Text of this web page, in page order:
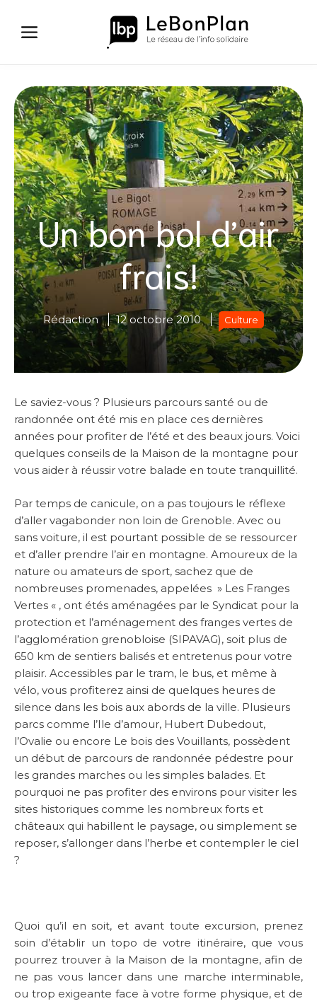
contenu
Un bon bol d’air
frais!
Rédaction 12 octobre 2010 Culture
Le saviez-vous ? Plusieurs parcours santé ou de
randonnée ont été mis en place ces dernières
années pour profiter de l’été et des beaux jours. Voici
quelques conseils de la Maison de la montagne pour
vous aider à réussir votre balade en toute tranquillité.
Par temps de canicule, on a pas toujours le réflexe
d’aller vagabonder non loin de Grenoble. Avec ou
sans voiture, il est pourtant possible de se ressourcer
et d’aller prendre l’air en montagne. Amoureux de la
nature ou amateurs de sport, sachez que de
nombreuses promenades, appelées » Les Franges
Vertes « , ont étés aménagées par le Syndicat pour la
protection et l’aménagement des franges vertes de
l’agglomération grenobloise (SIPAVAG), soit plus de
650 km de sentiers balisés et entretenus pour votre
plaisir. Accessibles par le tram, le bus, et même à
vélo, vous profiterez ainsi de quelques heures de
silence dans les bois aux abords de la ville. Plusieurs
parcs comme l’Ile d’amour, Hubert Dubedout,
l’Ovalie ou encore Le bois des Vouillants, possèdent
un début de parcours de randonnée pédestre pour
les grandes marches ou les simples balades. Et
pourquoi ne pas profiter des environs pour visiter les
sites historiques comme les nombreux forts et
châteaux qui habillent le paysage, ou simplement se
reposer, s’allonger dans l’herbe et contempler le ciel
?
Quoi qu’il en soit, et avant toute excursion, prenez
soin d’établir un topo de votre itinéraire, que vous
pourrez trouver à la Maison de la montagne, afin de
ne pas vous lancer dans une marche interminable,
ou trop exigeante face à votre forme physique, et de